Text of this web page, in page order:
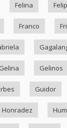
Felina
Franco
Gelina Gelinos
Guidor
Honradez